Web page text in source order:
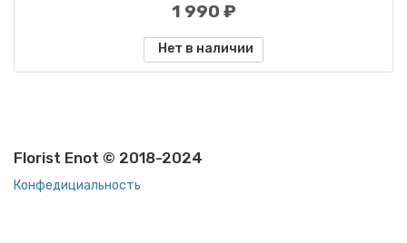
1 990 ₽
Нет в наличии
Florist Enot © 2018-2024
Конфедициальность